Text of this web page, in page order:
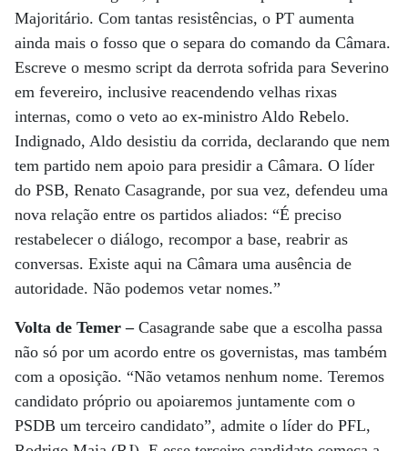
Majoritário. Com tantas resistências, o PT aumenta
ainda mais o fosso que o separa do comando da Câmara.
Escreve o mesmo script da derrota sofrida para Severino
em fevereiro, inclusive reacendendo velhas rixas
internas, como o veto ao ex-ministro Aldo Rebelo.
Indignado, Aldo desistiu da corrida, declarando que nem
tem partido nem apoio para presidir a Câmara. O líder
do PSB, Renato Casagrande, por sua vez, defendeu uma
nova relação entre os partidos aliados: “É preciso
restabelecer o diálogo, recompor a base, reabrir as
conversas. Existe aqui na Câmara uma ausência de
autoridade. Não podemos vetar nomes.”
Volta de Temer – Casagrande sabe que a escolha passa
não só por um acordo entre os governistas, mas também
com a oposição. “Não vetamos nenhum nome. Teremos
candidato próprio ou apoiaremos juntamente com o
PSDB um terceiro candidato”, admite o líder do PFL,